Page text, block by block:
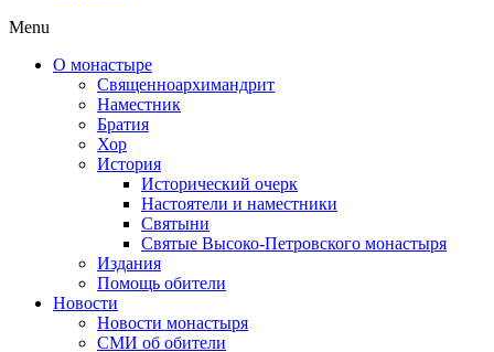
Menu
О монастыре
Священноархимандрит
Наместник
Братия
Хор
История
Исторический очерк
Настоятели и наместники
Святыни
Святые Высоко-Петровского монастыря
Издания
Помощь обители
Новости
Новости монастыря
СМИ об обители